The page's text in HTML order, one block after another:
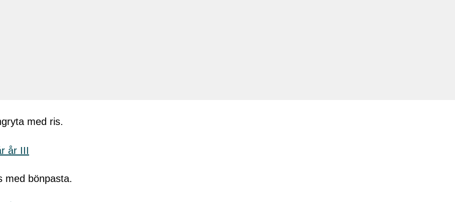
med ris.
med bönpasta.